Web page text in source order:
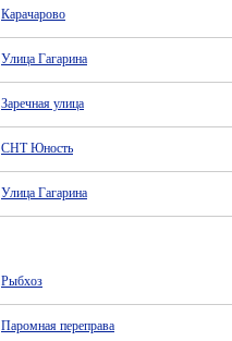
Карачарово
Улица Гагарина
Заречная улица
СНТ Юность
Улица Гагарина
Рыбхоз
Паромная переправа